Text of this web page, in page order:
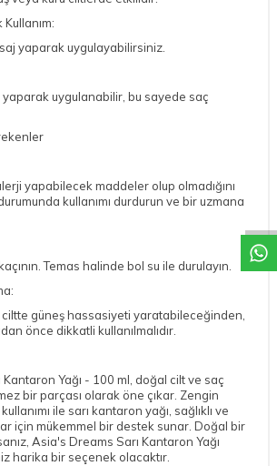
yaparak uygulayabilirsiniz.
uygulanabilir, bu sayede saç
yapabilecek maddeler olup olmadığını
kullanımı durdurun ve bir uzmana
Temas halinde bol su ile durulayın.
ciltte güneş hassasiyeti yaratabileceğinden,
önce dikkatli kullanılmalıdır.
Yağı - 100 ml, doğal cilt ve saç
bir parçası olarak öne çıkar. Zengin
ile sarı kantaron yağı, sağlıklı ve
için mükemmel bir destek sunar. Doğal bir
Asia's Dreams Sarı Kantaron Yağı
harika bir seçenek olacaktır.